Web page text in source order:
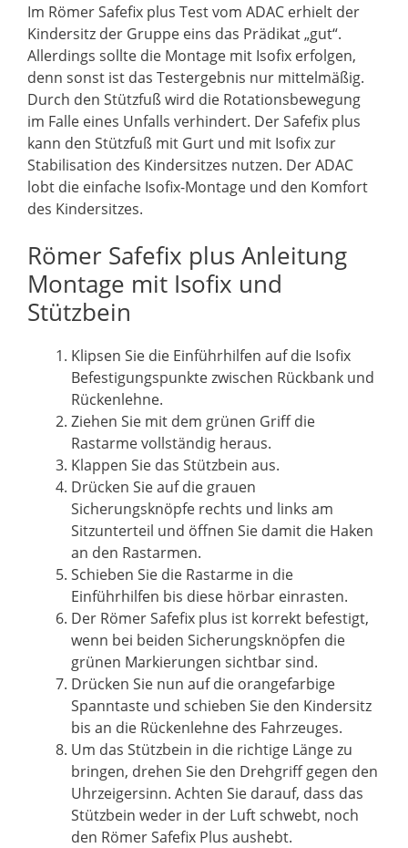
Im Römer Safefix plus Test vom ADAC erhielt der
Kindersitz der Gruppe eins das Prädikat „gut“.
Allerdings sollte die Montage mit Isofix erfolgen,
denn sonst ist das Testergebnis nur mittelmäßig.
Durch den Stützfuß wird die Rotationsbewegung
im Falle eines Unfalls verhindert. Der Safefix plus
kann den Stützfuß mit Gurt und mit Isofix zur
Stabilisation des Kindersitzes nutzen. Der ADAC
lobt die einfache Isofix-Montage und den Komfort
des Kindersitzes.
Römer Safefix plus Anleitung
Montage mit Isofix und
Stützbein
Klipsen Sie die Einführhilfen auf die Isofix
Befestigungspunkte zwischen Rückbank und
Rückenlehne.
Ziehen Sie mit dem grünen Griff die
Rastarme vollständig heraus.
Klappen Sie das Stützbein aus.
Drücken Sie auf die grauen
Sicherungsknöpfe rechts und links am
Sitzunterteil und öffnen Sie damit die Haken
an den Rastarmen.
Schieben Sie die Rastarme in die
Einführhilfen bis diese hörbar einrasten.
Der Römer Safefix plus ist korrekt befestigt,
wenn bei beiden Sicherungsknöpfen die
grünen Markierungen sichtbar sind.
Drücken Sie nun auf die orangefarbige
Spanntaste und schieben Sie den Kindersitz
bis an die Rückenlehne des Fahrzeuges.
Um das Stützbein in die richtige Länge zu
bringen, drehen Sie den Drehgriff gegen den
Uhrzeigersinn. Achten Sie darauf, dass das
Stützbein weder in der Luft schwebt, noch
den Römer Safefix Plus aushebt.